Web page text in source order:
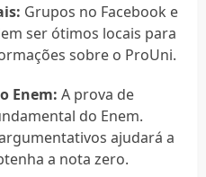
Grupos no Facebook e
ser ótimos locais para
sobre o ProUni.
Enem: A prova de
do Enem.
ajudará a
a nota zero.